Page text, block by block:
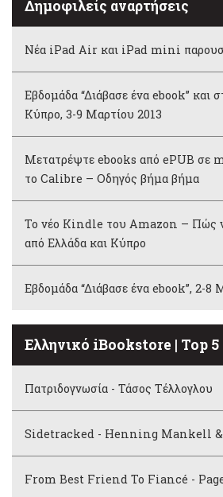
Δημοφιλείς αναρτήσεις
Νέα iPad Air και iPad mini
Εβδομάδα “Διάβασε ένα ebook” και
Κύπρο, 3-9 Μαρτίου 2013
Μετατρέψτε ebooks από ePUB σε
το Calibre – Οδηγός βήμα βήμα
Το νέο Kindle του Amazon – Πώς
από Ελλάδα και Κύπρο
Εβδομάδα “Διάβασε ένα ebook”, 2-8
Ελληνικό iBookstore | Top 5
Πατριδογνωσία - Τάσος Τέλλογλου
Sidetracked - Henning Mankell
From Best Friend To Fiancé -